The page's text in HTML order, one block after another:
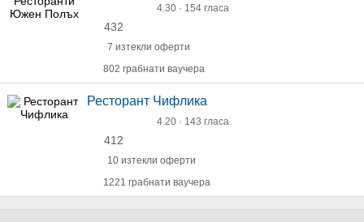
4.30 · 154 гласа
432
7 изтекли оферти
802 грабнати ваучера
Ресторант Чифлика
4.20 · 143 гласа
412
10 изтекли оферти
1221 грабнати ваучера